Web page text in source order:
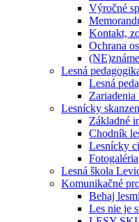
Výročné
Kontakt,
Ochrana
Lesná
Lesná
Zariadenia
Lesnícky skanzen
Základné
Chodník
Lesnícky
Fotogaléria
Lesná škola
Komunikačné
Behaj lesmi
Les nie je